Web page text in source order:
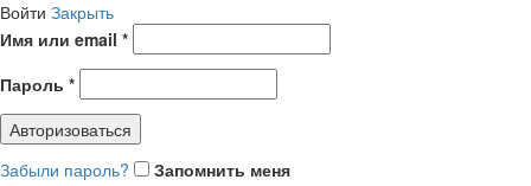
Войти Закрыть
Имя или email *
Пароль *
Авторизоваться
Забыли пароль?
Запомнить меня